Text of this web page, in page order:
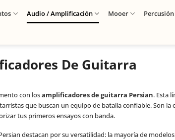
Audio / Amplificación Mooer Percusión
De Guitarra
con losamplificadores de guitarra Persian. Esta
que buscan un equipo de batalla confiable. Son
tus primeros ensayos con banda.
destacan por su versatilidad: la mayoría de